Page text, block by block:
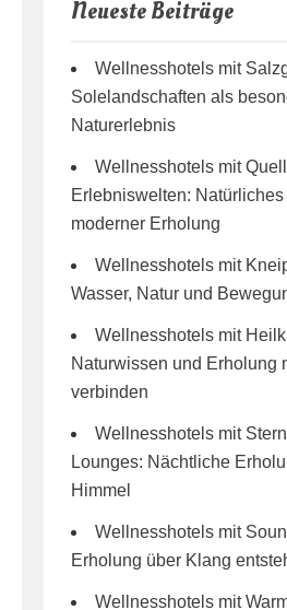
Neueste Beiträge
Wellnesshotels mit
Solelandschaften als
Naturerlebnis
Wellnesshotels mit
Erlebniswelten: Natürliches
moderner Erholung
Wellnesshotels mit
Wasser, Natur und
Wellnesshotels mit
Naturwissen und Erholung
verbinden
Wellnesshotels mit
Lounges: Nächtliche
Himmel
Wellnesshotels mit
Erholung über Klang
Wellnesshotels mit